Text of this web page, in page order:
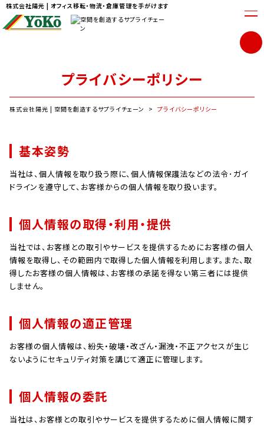
株式会社陽光 | オフィス移転・物流・倉庫管理を手がけます
プライバシーポリシー
株式会社陽光 | 空間を創造するサプライチェーン > プライバシーポリシー
基本姿勢
当社は、個人情報を取り扱う際に、個人情報保護法などの法令･ガイ
ドラインを遵守して、お客様からの個人情報を取り扱います。
個人情報の取得・利用・提供
当社では、お客様との取引やサービスを提供するためにお客様の個人
情報を取得し、その範囲内で取得した個人情報を利用します。また、取
得したお客様の個人情報は、お客様の承諾を得ない第三者には提供
しません。
個人情報の適正管理
お客様の個人情報は、紛失・破壊・改ざん・漏洩・不正アクセスが生じ
ないようにセキュリティ対策を講じて適正に管理します。
個人情報の委託
当社は、お客様との取引やサービスを提供するために個人情報に関す